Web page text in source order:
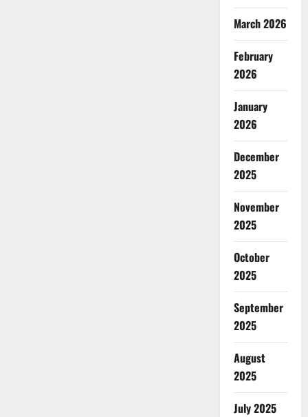
March 2026
February
2026
January
2026
December
2025
November
2025
October
2025
September
2025
August
2025
July 2025